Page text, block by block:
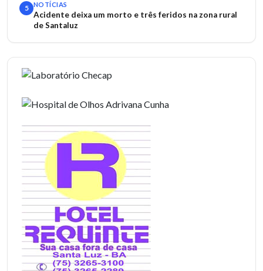
5 NOTÍCIAS
Acidente deixa um morto e três feridos na zona rural
de Santaluz